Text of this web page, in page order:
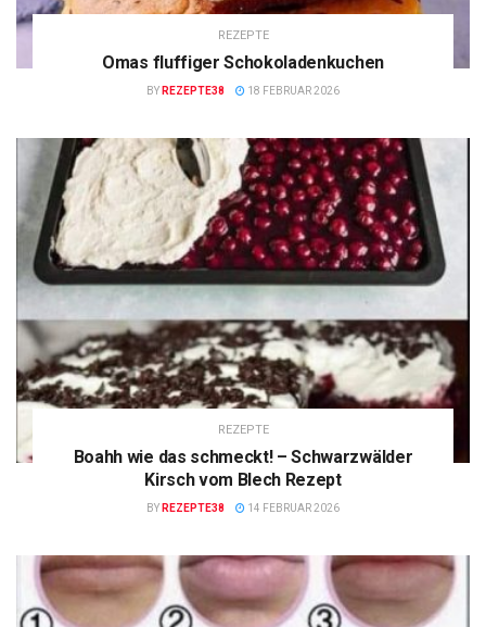
REZEPTE
Omas fluffiger Schokoladenkuchen
BY REZEPTE38 18 FEBRUAR 2026
REZEPTE
Boahh wie das schmeckt! – Schwarzwälder
Kirsch vom Blech Rezept
BY REZEPTE38 14 FEBRUAR 2026